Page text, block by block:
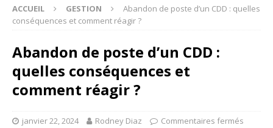
ACCUEIL GESTION
Abandon de poste d’un CDD : quelles
conséquences et comment réagir ?
Abandon de poste d’un CDD :
quelles conséquences et
comment réagir ?
janvier 22, 2024 Rodney Diaz Commentaires fermés